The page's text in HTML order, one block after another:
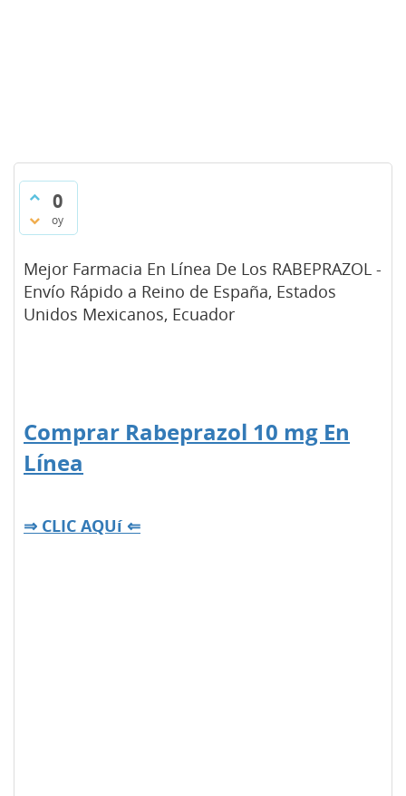
0
oy
Mejor Farmacia En Línea De Los RABEPRAZOL -
Envío Rápido a Reino de España, Estados
Unidos Mexicanos, Ecuador
Comprar Rabeprazol 10 mg En
Línea
⇒ CLIC AQUí ⇐